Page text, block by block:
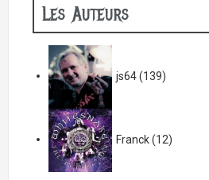
Les Auteurs
js64(139)
Franck(12)